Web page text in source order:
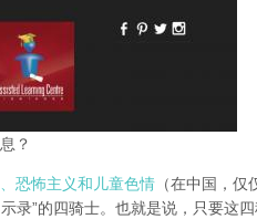
？
恐怖主义和儿童色情 （在中国，仅
录”的四骑士。也就是说，只要这